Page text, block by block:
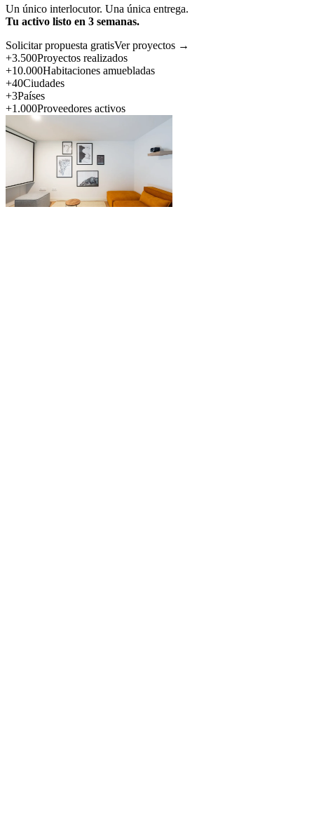
Un único interlocutor. Una única entrega.
Tu activo listo en 3 semanas.
Solicitar propuesta gratisVer proyectos →
+3.500Proyectos realizados
+10.000Habitaciones amuebladas
+40Ciudades
+3Países
+1.000Proveedores activos